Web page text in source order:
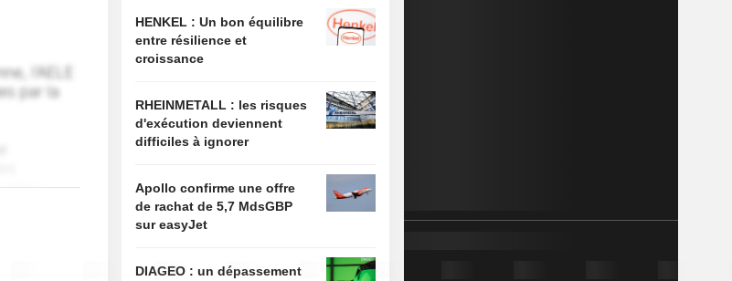
HENKEL : Un bon équilibre
entre résilience et
croissance
RHEINMETALL : les risques
d'exécution deviennent
difficiles à ignorer
Apollo confirme une offre
de rachat de 5,7 MdsGBP
sur easyJet
DIAGEO : un dépassement